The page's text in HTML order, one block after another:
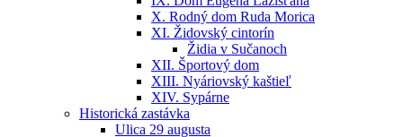
X. Rodný dom Ruda Morica
XI. Židovský cintorín
Židia v Sučanoch
XII. Športový dom
XIII. Nyáriovský kaštieľ
XIV. Sypárne
Historická zastávka
Ulica 29 augusta